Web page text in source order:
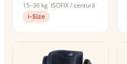
15–36 kg ISOFIX / centură
i-Size